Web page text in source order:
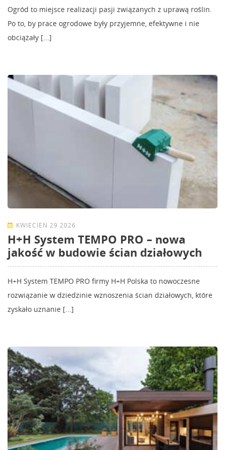
Ogród to miejsce realizacji pasji związanych z uprawą roślin.
Po to, by prace ogrodowe były przyjemne, efektywne i nie
obciążały [...]
KWIECIEŃ 29 2026
H+H System TEMPO PRO – nowa
jakość w budowie ścian działowych
H+H System TEMPO PRO firmy H+H Polska to nowoczesne
rozwiązanie w dziedzinie wznoszenia ścian działowych, które
zyskało uznanie [...]